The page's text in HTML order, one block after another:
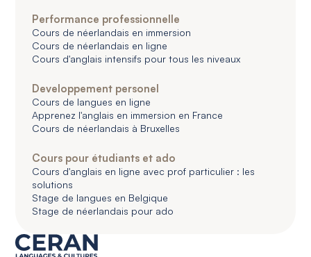
Performance professionnelle
Cours de néerlandais en immersion
Cours de néerlandais en ligne
Cours d'anglais intensifs pour tous les niveaux
Developpement personel
Cours de langues en ligne
Apprenez l'anglais en immersion en France
Cours de néerlandais à Bruxelles
Cours pour étudiants et ado
Cours d'anglais en ligne avec prof particulier : les
solutions
Stage de langues en Belgique
Stage de néerlandais pour ado